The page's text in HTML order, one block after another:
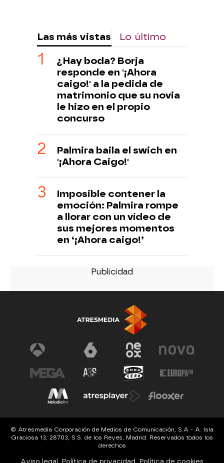
Las más vistas Lo último
¿Hay boda? Borja
responde en '¡Ahora
caigo!' a la pedida de
matrimonio que su novia
le hizo en el propio
concurso
Palmira baila el swich en
'¡Ahora Caigo!'
Imposible contener la
emoción: Palmira rompe
a llorar con un vídeo de
sus mejores momentos
en ‘¡Ahora caigo!’
© Atresmedia Corporación de Medios de Comunicación, S.A - A. Isla
Graciosa 13, 28703, S.S. de los Reyes, Madrid. Reservados todos los
derechos
Aviso legal Política de privacidad Política de cookies